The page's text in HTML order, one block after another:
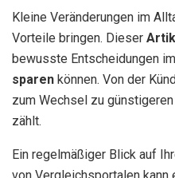
Kleine Veränderungen im
Vorteile bringen. Dieser
bewusste Entscheidungen im
sparen können. Von der
zum Wechsel zu günstigeren
zählt.
Ein regelmäßiger Blick auf
von Vergleichsportalen kann